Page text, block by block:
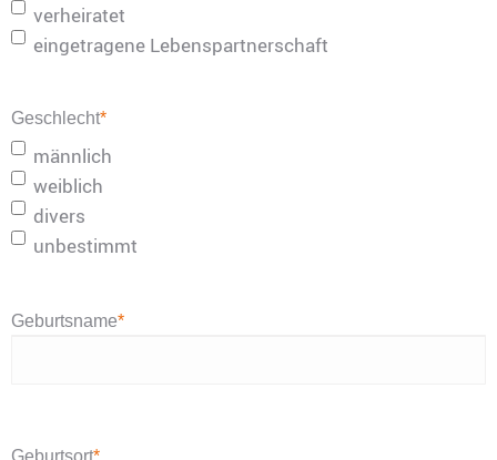
verheiratet
eingetragene Lebenspartnerschaft
Geschlecht*
männlich
weiblich
divers
unbestimmt
Geburtsname*